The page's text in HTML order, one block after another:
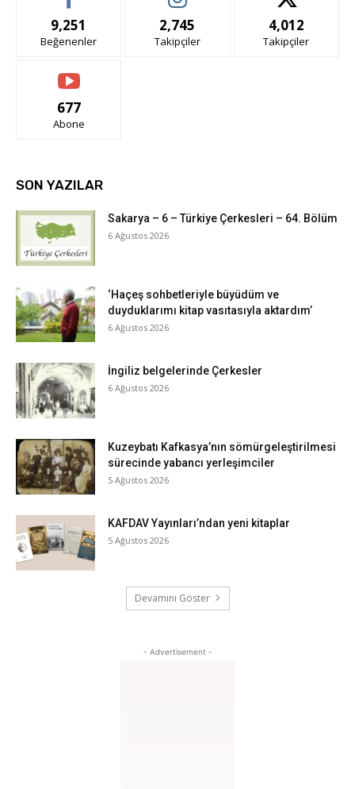
9,251
Beğenenler
2,745
Takipçiler
4,012
Takipçiler
677
Abone
SON YAZILAR
Sakarya – 6 – Türkiye Çerkesleri – 64. Bölüm
6 Ağustos 2026
‘Haçeş sohbetleriyle büyüdüm ve
duyduklarımı kitap vasıtasıyla aktardım’
6 Ağustos 2026
İngiliz belgelerinde Çerkesler
6 Ağustos 2026
Kuzeybatı Kafkasya’nın sömürgeleştirilmesi
sürecinde yabancı yerleşimciler
5 Ağustos 2026
KAFDAV Yayınları’ndan yeni kitaplar
5 Ağustos 2026
Devamını Göster
- Advertisement -